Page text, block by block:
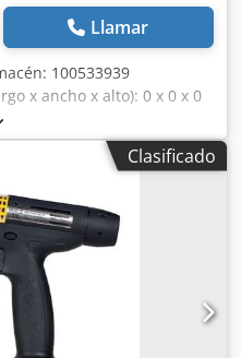
Llamar
100533939
x ancho x alto): 0 x 0 x 0
Peso: 24-25 kg
358 mm Ancho en las
de impacto: 60 julios
por minuto
Clasificado